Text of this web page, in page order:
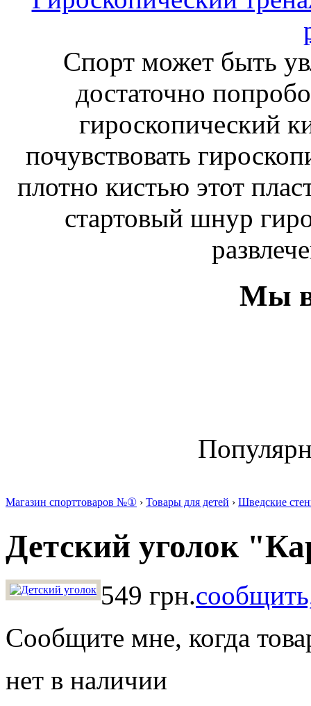
Спорт может быть
достаточно
гироскопический
почувствовать
плотно кистью этот
стартовый шнур
Мы в
Магазин спорттоваров №① › Товары для детей › Шведские
Детский уголок
549 грн.
Сообщите мне, когда
нет в наличии